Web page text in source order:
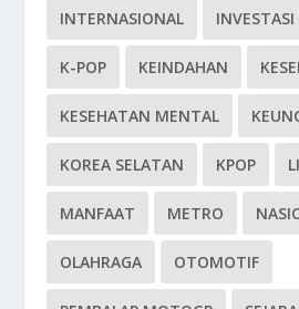
INTERNASIONAL INVESTASI
K-POP KEINDAHAN
KESEHATAN MENTAL
KOREA SELATAN KPOP
MANFAAT METRO
OLAHRAGA OTOMOTIF